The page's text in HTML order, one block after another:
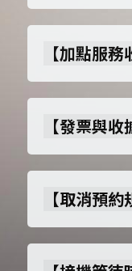
【加點服務
【發票與收
【取消預約